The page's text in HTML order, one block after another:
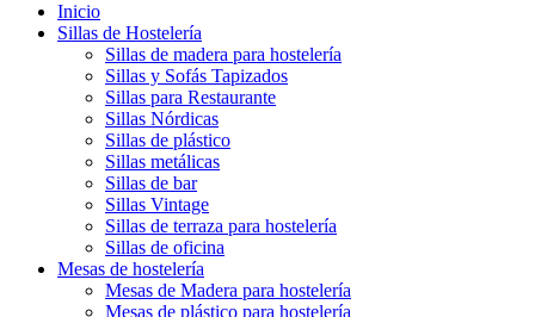
Inicio
Sillas de Hostelería
Sillas de madera para hostelería
Sillas y Sofás Tapizados
Sillas para Restaurante
Sillas Nórdicas
Sillas de plástico
Sillas metálicas
Sillas de bar
Sillas Vintage
Sillas de terraza para hostelería
Sillas de oficina
Mesas de hostelería
Mesas de Madera para hostelería
Mesas de plástico para hostelería